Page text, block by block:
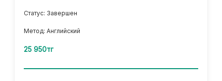
Статус: Завершен
Метод: Английский
25 950тг